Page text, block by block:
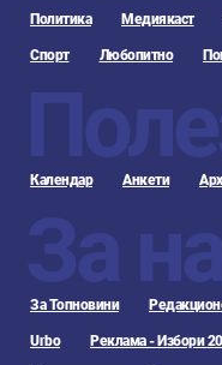
Политика Медиякаст
Спорт Любопитно
Календар Анкети
За
За Топновини
Urbo Реклама - Избори